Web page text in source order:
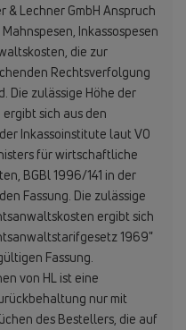
& Lechner GmbH Anspruch
Inkassospesen
die zur
Rechtsverfolgung
Die zulässige Höhe der
ergibt sich aus den
Inkassoinstitute laut VO
für wirtschaftliche
BGBl 1996/141 in der
Fassung. Die zulässige
ergibt sich
1969"
Fassung.
von HL ist eine
nur mit
des Bestellers, die auf